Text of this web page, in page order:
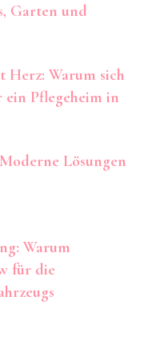
Garten und
Herz: Warum sich
ein Pflegeheim in
Lösungen
Warum
für die